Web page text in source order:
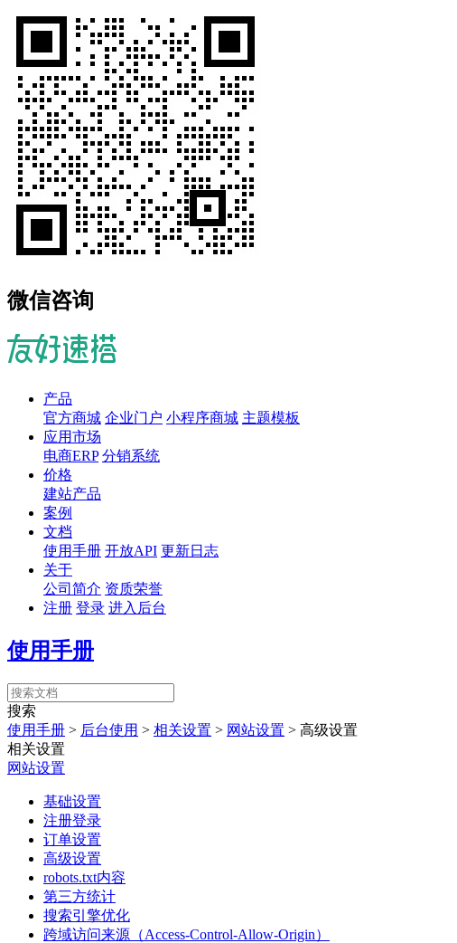
微信咨询
产品
官方商城 企业门户 小程序商城 主题模板
应用市场
电商ERP 分销系统
价格
建站产品
案例
文档
使用手册 开放API 更新日志
关于
公司简介 资质荣誉
注册 登录 进入后台
使用手册
搜索
使用手册 > 后台使用 > 相关设置 > 网站设置 > 高级设置
相关设置
网站设置
基础设置
注册登录
订单设置
高级设置
robots.txt内容
第三方统计
搜索引擎优化
跨域访问来源（Access-Control-Allow-Origin）